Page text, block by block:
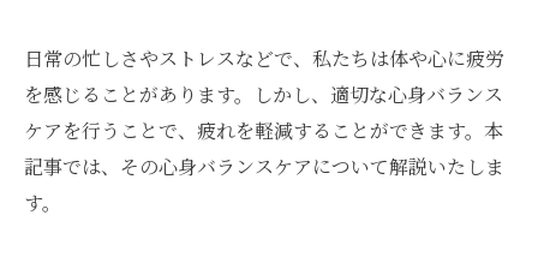
日常の忙しさやストレスなどで、私たちは体や心に疲労
を感じることがあります。しかし、適切な心身バランス
ケアを行うことで、疲れを軽減することができます。本
記事では、その心身バランスケアについて解説いたしま
す。